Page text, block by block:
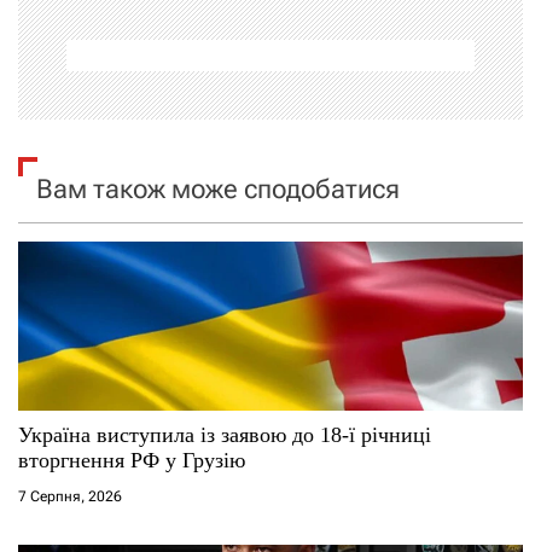
а
ц
і
я
з
а
п
и
с
і
в
Вам також може сподобатися
Україна виступила із заявою до 18-ї річниці
вторгнення РФ у Грузію
7 Серпня, 2026